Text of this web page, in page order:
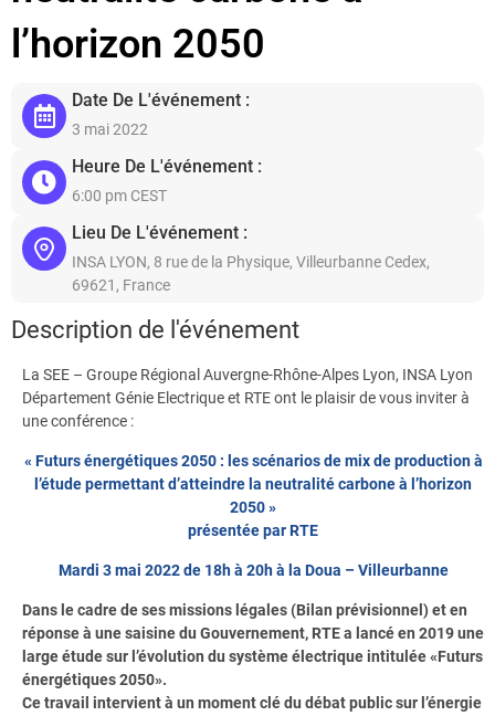
l’horizon 2050
Date De L'événement :
3 mai 2022
Heure De L'événement :
6:00 pm CEST
Lieu De L'événement :
INSA LYON, 8 rue de la Physique, Villeurbanne Cedex,
69621, France
Description de l'événement
La SEE – Groupe Régional Auvergne-Rhône-Alpes Lyon, INSA Lyon
Département Génie Electrique et RTE ont le plaisir de vous inviter à
une conférence :
« Futurs énergétiques 2050 : les scénarios de mix de production à
l’étude permettant d’atteindre la neutralité carbone à l’horizon
2050 »
présentée par RTE
Mardi 3 mai 2022 de 18h à 20h à la Doua – Villeurbanne
Dans le cadre de ses missions légales (Bilan prévisionnel) et en
réponse à une saisine du Gouvernement, RTE a lancé en 2019 une
large étude sur l’évolution du système électrique intitulée «Futurs
énergétiques 2050».
Ce travail intervient à un moment clé du débat public sur l’énergie